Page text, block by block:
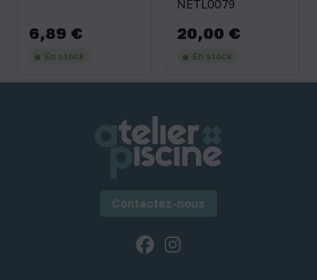
Prix
6,89 €
En stock
NETL0079
Prix
20,00 €
En stock
Contactez-nous
Facebook